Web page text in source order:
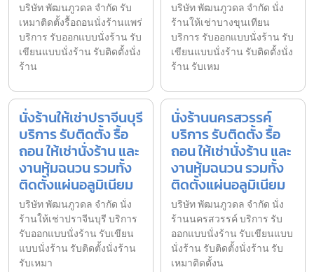
บริษัท พัฒนภูวดล จำกัด รับ
เหมาติดตั้งรื้อถอนนั่งร้านแพร่
บริการ รับออกแบบนั่งร้าน รับ
เขียนแบบนั่งร้าน รับติดตั้งนั่ง
ร้าน
บริษัท พัฒนภูวดล จำกัด นั่ง
ร้านให้เช่าบางขุนเทียน
บริการ รับออกแบบนั่งร้าน รับ
เขียนแบบนั่งร้าน รับติดตั้งนั่ง
ร้าน รับเหม
นั่งร้านให้เช่าปราจีนบุรี
บริการ รับติดตั้ง รื้อ
ถอน ให้เช่านั่งร้าน และ
งานหุ้มฉนวน รวมทั้ง
ติดตั้งแผ่นอลูมิเนียม
บริษัท พัฒนภูวดล จำกัด นั่ง
ร้านให้เช่าปราจีนบุรี บริการ
รับออกแบบนั่งร้าน รับเขียน
แบบนั่งร้าน รับติดตั้งนั่งร้าน
รับเหมา
นั่งร้านนครสวรรค์
บริการ รับติดตั้ง รื้อ
ถอน ให้เช่านั่งร้าน และ
งานหุ้มฉนวน รวมทั้ง
ติดตั้งแผ่นอลูมิเนียม
บริษัท พัฒนภูวดล จำกัด นั่ง
ร้านนครสวรรค์ บริการ รับ
ออกแบบนั่งร้าน รับเขียนแบบ
นั่งร้าน รับติดตั้งนั่งร้าน รับ
เหมาติดตั้งน